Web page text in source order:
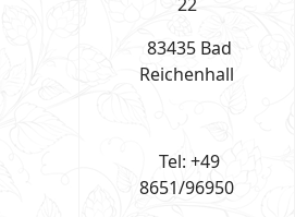
83435 Bad
Reichenhall
Tel: +49
8651/96950